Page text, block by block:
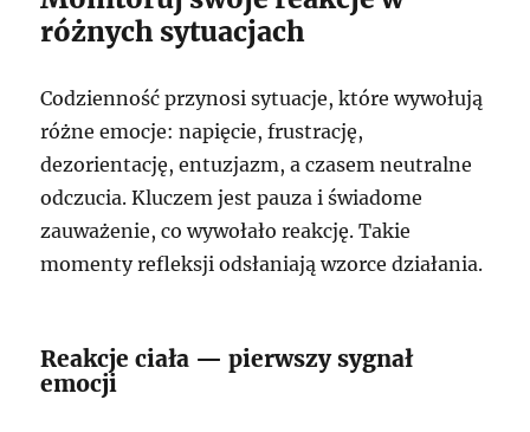
różnych sytuacjach
Codzienność przynosi sytuacje, które wywołują
różne emocje: napięcie, frustrację,
dezorientację, entuzjazm, a czasem neutralne
odczucia. Kluczem jest pauza i świadome
zauważenie, co wywołało reakcję. Takie
momenty refleksji odsłaniają wzorce działania.
Reakcje ciała — pierwszy sygnał
emocji